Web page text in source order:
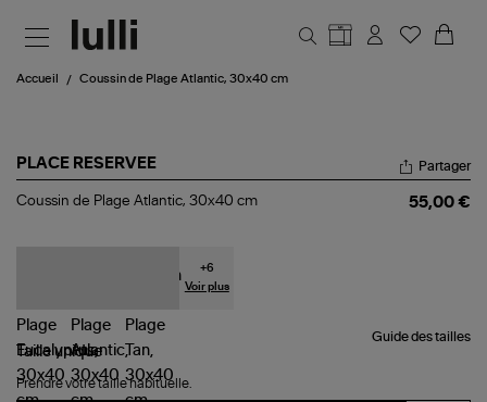
Accueil Coussin de Plage Atlantic, 30x40 cm
PLACE RESERVEE
Coussin
Partager
Coussin de Plage Atlantic, 30x40 cm 55,00 €
+6
Voir plus
Guide des tailles
Tailleunique
Prendre votre taille habituelle.